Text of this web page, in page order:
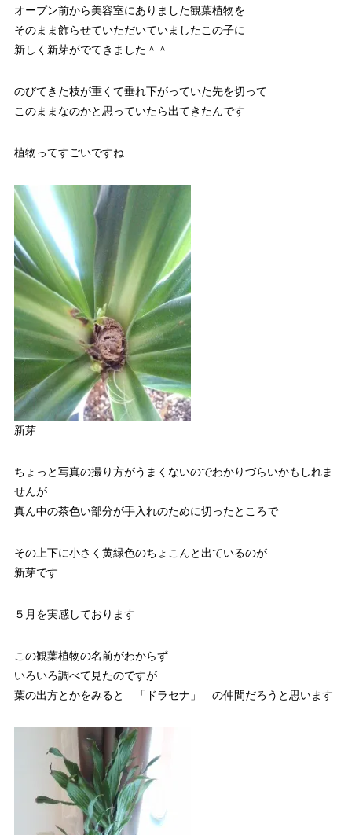
オープン前から美容室にありました観葉植物を
そのまま飾らせていただいていましたこの子に
新しく新芽がでてきました＾＾
のびてきた枝が重くて垂れ下がっていた先を切って
このままなのかと思っていたら出てきたんです
植物ってすごいですね
新芽
ちょっと写真の撮り方がうまくないのでわかりづらいかもしれま
せんが
真ん中の茶色い部分が手入れのために切ったところで
その上下に小さく黄緑色のちょこんと出ているのが
新芽です
５月を実感しております
この観葉植物の名前がわからず
いろいろ調べて見たのですが
葉の出方とかをみると 「ドラセナ」 の仲間だろうと思います